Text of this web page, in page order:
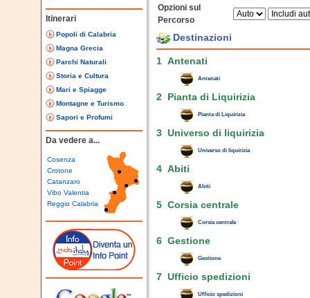
Itinerari
Popoli di Calabria
Magna Grecia
Parchi Naturali
Storia e Cultura
Mari e Spiagge
Montagne e Turismo
Sapori e Profumi
Da vedere a...
Cosenza
Crotone
Catanzaro
Vibo Valentia
Reggio Calabria
Opzioni sul
Percorso
Destinazioni
1 Antenati
Antenati
2 Pianta di Liquirizia
Pianta di Liquirizia
3 Universo di liquirizia
Universo di liquirizia
4 Abiti
Abiti
5 Corsia centrale
Corsia centrale
6 Gestione
Gestione
7 Ufficio spedizioni
Ufficio spedizioni